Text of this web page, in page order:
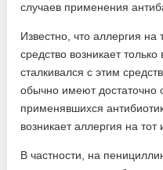
случаев применения
Известно, что аллергия
средство возникает
сталкивался с этим
обычно имеют достаточно
применявшихся
возникает аллергия на
В частности, на